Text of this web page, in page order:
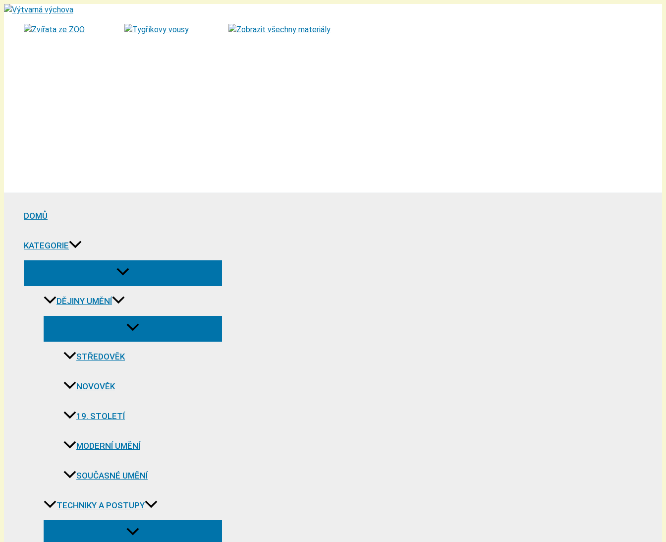
Přeskočit
obsah
DOMŮ
KATEGORIE
DĚJINY UMĚNÍ
STŘEDOVĚK
NOVOVĚK
19. STOLETÍ
MODERNÍ UMĚNÍ
SOUČASNÉ UMĚNÍ
TECHNIKY A POSTUPY